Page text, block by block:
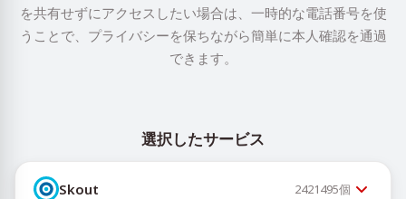
を共有せずにアクセスしたい場合は、一時的な電話番号を使
うことで、プライバシーを保ちながら簡単に本人確認を通過
できます。
選択したサービス
Skout 2421495個